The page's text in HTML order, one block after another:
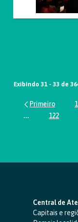
Exibindo 31 - 33 de
1
...Páginas Página
122
Central de
Capitais e